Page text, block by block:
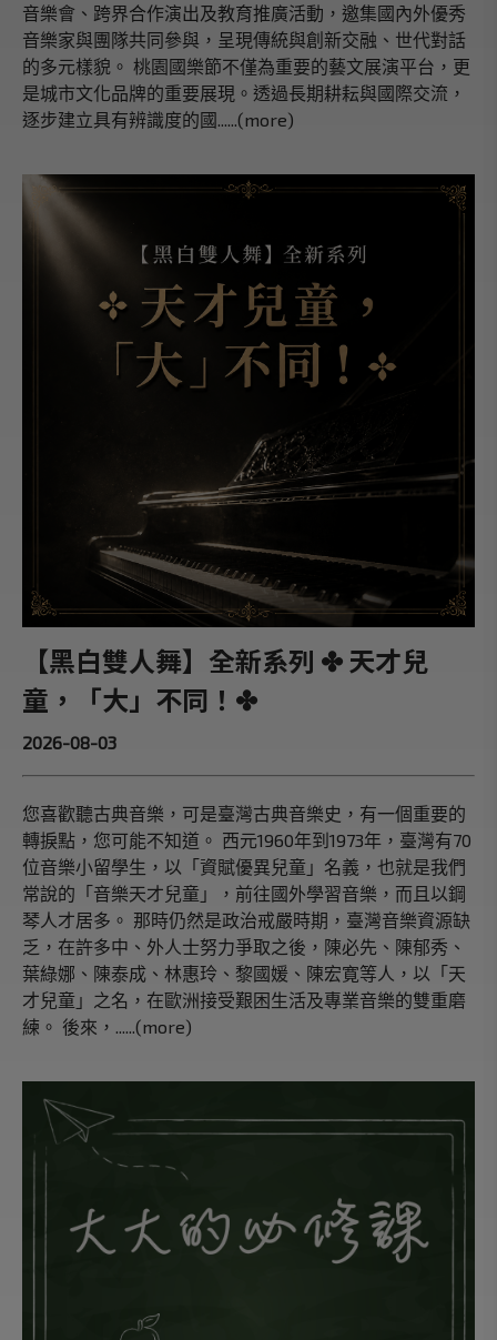
音樂會、跨界合作演出及教育推廣活動，邀集國內外優秀
音樂家與團隊共同參與，呈現傳統與創新交融、世代對話
的多元樣貌。 桃園國樂節不僅為重要的藝文展演平台，更
是城市文化品牌的重要展現。透過長期耕耘與國際交流，
逐步建立具有辨識度的國......(more)
【黑白雙人舞】全新系列 ✤ 天才兒
童，「大」不同！✤
2026-08-03
您喜歡聽古典音樂，可是臺灣古典音樂史，有一個重要的
轉捩點，您可能不知道。 西元1960年到1973年，臺灣有70
位音樂小留學生，以「資賦優異兒童」名義，也就是我們
常說的「音樂天才兒童」，前往國外學習音樂，而且以鋼
琴人才居多。 那時仍然是政治戒嚴時期，臺灣音樂資源缺
乏，在許多中、外人士努力爭取之後，陳必先、陳郁秀、
葉綠娜、陳泰成、林惠玲、黎國媛、陳宏寛等人，以「天
才兒童」之名，在歐洲接受艱困生活及專業音樂的雙重磨
練。 後來，......(more)